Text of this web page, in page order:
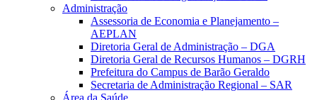
Administração
Assessoria de Economia e Planejamento –
AEPLAN
Diretoria Geral de Administração – DGA
Diretoria Geral de Recursos Humanos – DGRH
Prefeitura do Campus de Barão Geraldo
Secretaria de Administração Regional – SAR
Área da Saúde